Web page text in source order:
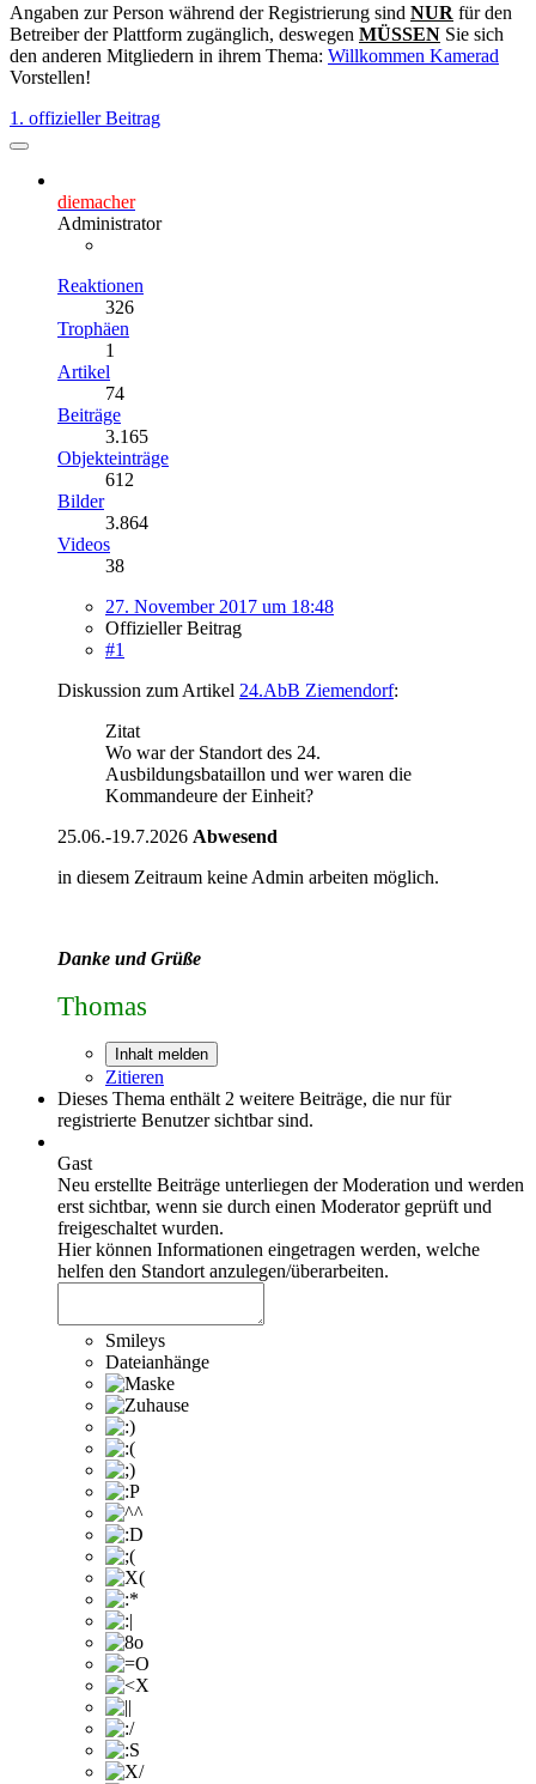
Angaben zur Person während der Registrierung sind NUR für den
Betreiber der Plattform zugänglich, deswegen MÜSSEN Sie sich
den anderen Mitgliedern in ihrem Thema: Willkommen Kamerad
Vorstellen!
1. offizieller Beitrag
diemacher
Administrator
Reaktionen
326
Trophäen
1
Artikel
74
Beiträge
3.165
Objekteinträge
612
Bilder
3.864
Videos
38
27. November 2017 um 18:48
Offizieller Beitrag
#1
Diskussion zum Artikel 24.AbB Ziemendorf:
Zitat
Wo war der Standort des 24.
Ausbildungsbataillon und wer waren die
Kommandeure der Einheit?
25.06.-19.7.2026 Abwesend
in diesem Zeitraum keine Admin arbeiten möglich.
Danke und Grüße
Thomas
Inhalt melden
Zitieren
Dieses Thema enthält 2 weitere Beiträge, die nur für
registrierte Benutzer sichtbar sind.
Gast
Neu erstellte Beiträge unterliegen der Moderation und werden
erst sichtbar, wenn sie durch einen Moderator geprüft und
freigeschaltet wurden.
Hier können Informationen eingetragen werden, welche
helfen den Standort anzulegen/überarbeiten.
Smileys
Dateianhänge